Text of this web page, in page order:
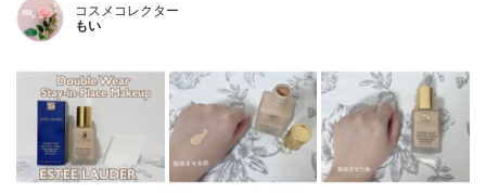
コスメコレクター
もい